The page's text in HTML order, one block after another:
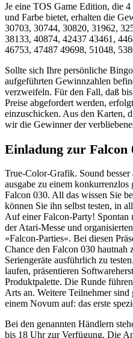
Je eine TOS Game Edition, die
und Farbe bietet, erhalten die
30703, 30744, 30820, 31962,
38133, 40874, 42437 43461,
46753, 47487 49698, 51048,
Sollte sich Ihre persönliche
aufgeführten Gewinnzahlen
verzweifeln. Für den Fall, daß
Preise abgefordert werden,
einzuschicken. Aus den Karten,
wir die Gewinner der
Einladung zur Falcon
True-Color-Grafik. Sound
ausgabe zu einem
Falcon 030. All das wissen Sie
können Sie ihn selbst testen, in
Auf einer Falcon-Party! Spontan
der Atari-Messe und
»Falcon-Parties«. Bei diesen
Chance den Falcon 030 hautnah
Seriengeräte ausführlich zu
laufen, präsentieren
Produktpalette. Die Runde
Arts an. Weitere Teilnehmer
einem Novum auf: das erste
Bei den genannten Händlern
bis 18 Uhr zur Verfügung. Die